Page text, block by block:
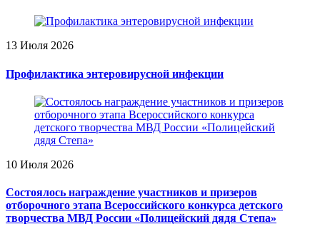
13 Июля 2026
Профилактика энтеровирусной инфекции
10 Июля 2026
Состоялось награждение участников и призеров
отборочного этапа Всероссийского конкурса детского
творчества МВД России «Полицейский дядя Степа»